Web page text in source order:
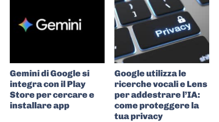
Gemini di Google si
integra con il Play
Store per cercare e
installare app
Google utilizza le
ricerche vocali e Lens
per addestrare l’IA:
come proteggere la
tua privacy